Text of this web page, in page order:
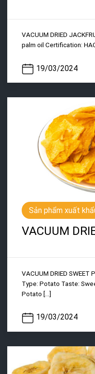
19/03/2024
VACUUM DRIED
palm oil Certification:
Sản phẩm xuất
VACUUM
19/03/2024
VACUUM DRIED
Type: Potato Taste:
Potato [...]